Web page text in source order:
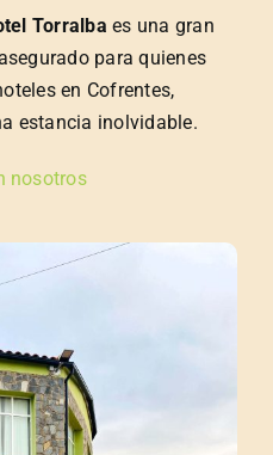
Torralba es una gran
para quienes
en Cofrentes,
estancia inolvidable.
nosotros